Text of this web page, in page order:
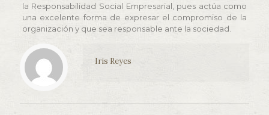
la Responsabilidad Social Empresarial, pues actúa como
una excelente forma de expresar el compromiso de la
organización y que sea responsable ante la sociedad.
Iris Reyes